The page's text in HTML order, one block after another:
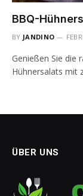
BBQ-
BY JANDINO
Genießen Sie die
Hühnersalats mit
ÜBER UNS